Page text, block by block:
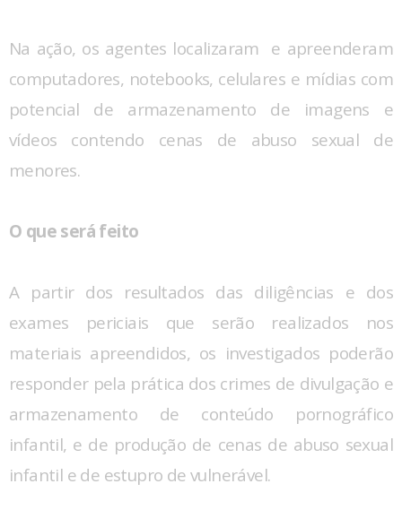
Na ação, os agentes localizaram e apreenderam
computadores, notebooks, celulares e mídias com
potencial de armazenamento de imagens e
vídeos contendo cenas de abuso sexual de
menores.
O que será feito
A partir dos resultados das diligências e dos
exames periciais que serão realizados nos
materiais apreendidos, os investigados poderão
responder pela prática dos crimes de divulgação e
armazenamento de conteúdo pornográfico
infantil, e de produção de cenas de abuso sexual
infantil e de estupro de vulnerável.